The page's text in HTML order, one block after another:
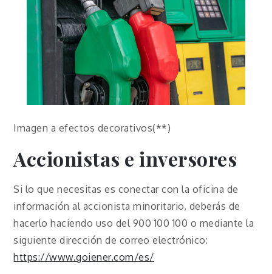
Imagen a efectos decorativos(**)
Accionistas e inversores
Si lo que necesitas es conectar con la oficina de
información al accionista minoritario, deberás de
hacerlo haciendo uso del 900 100 100 o mediante la
siguiente dirección de correo electrónico:
https://www.goiener.com/es/